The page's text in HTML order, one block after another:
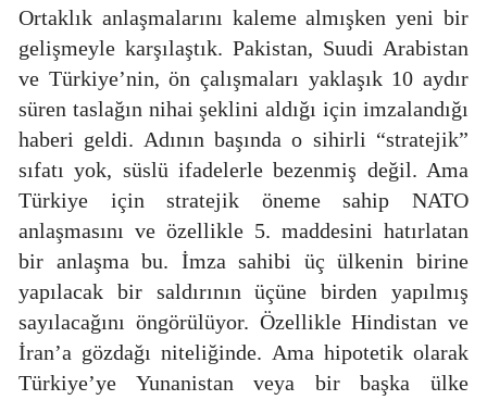
Ortaklık anlaşmalarını kaleme almışken yeni bir
gelişmeyle karşılaştık. Pakistan, Suudi Arabistan
ve Türkiye’nin, ön çalışmaları yaklaşık 10 aydır
süren taslağın nihai şeklini aldığı için imzalandığı
haberi geldi. Adının başında o sihirli “stratejik”
sıfatı yok, süslü ifadelerle bezenmiş değil. Ama
Türkiye için stratejik öneme sahip NATO
anlaşmasını ve özellikle 5. maddesini hatırlatan
bir anlaşma bu. İmza sahibi üç ülkenin birine
yapılacak bir saldırının üçüne birden yapılmış
sayılacağını öngörülüyor. Özellikle Hindistan ve
İran’a gözdağı niteliğinde. Ama hipotetik olarak
Türkiye’ye Yunanistan veya bir başka ülke